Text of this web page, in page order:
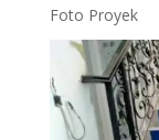
Foto Proyek